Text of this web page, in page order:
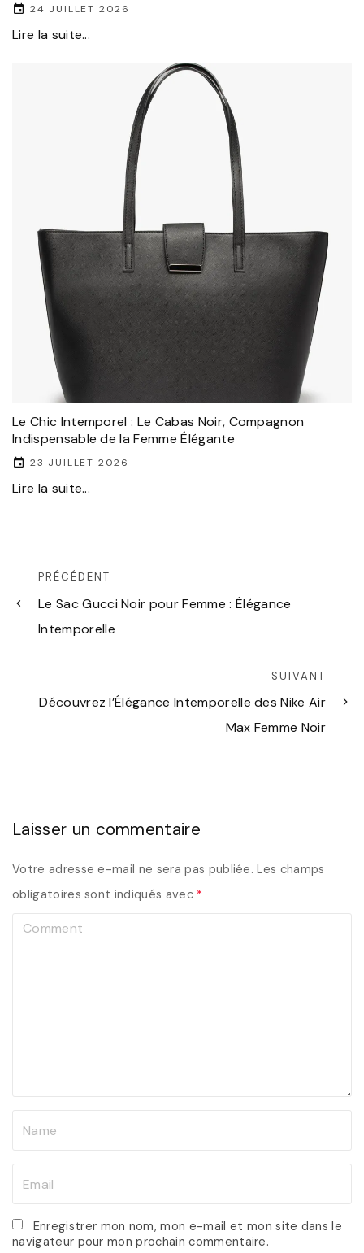
24 JUILLET 2026
Lire la suite...
Le Chic Intemporel : Le Cabas Noir, Compagnon
Indispensable de la Femme Élégante
23 JUILLET 2026
Lire la suite...
PRÉCÉDENT
Le Sac Gucci Noir pour Femme : Élégance
Intemporelle
SUIVANT
Découvrez l’Élégance Intemporelle des Nike Air
Max Femme Noir
Laisser un commentaire
Votre adresse e-mail ne sera pas publiée. Les champs
obligatoires sont indiqués avec *
*
a
Enregistrer mon nom, mon e-mail et mon site dans le
navigateur pour mon prochain commentaire.